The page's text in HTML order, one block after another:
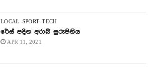
LOCAL SPORT TECH
රේස් පදින අරාබි සුරූපිනිය
APR 11, 2021